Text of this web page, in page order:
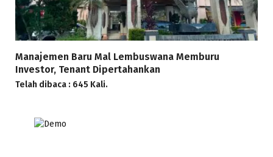
Manajemen Baru Mal Lembuswana Memburu
Investor, Tenant Dipertahankan
Telah dibaca : 645 Kali.